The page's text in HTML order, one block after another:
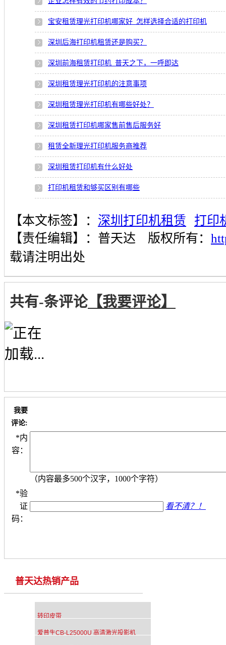
宝安租赁理光打印机哪家好_怎样选择合适的打印机
深圳后海打印机租赁还是购买？
深圳前海租赁打印机_普天之下，一呼即达
深圳租赁理光打印机的注意事项
深圳租赁理光打印机有哪些好处？
深圳租赁打印机哪家售前售后服务好
租赁全新理光打印机服务商推荐
深圳租赁打印机有什么好处
打印机租赁和够买区别有哪些
【本文标签】： 深圳打印机租赁
打印
【责任编辑】： 普天达 版权所有：
载请注明出处
共有-条评论【我要评论】
我要
评论:
*内
容：
（内容最多500个汉字，1000个字符）
*验
证
码：
看不清？！
普天达热销产品
转印皮带
爱普生CB-L25000U 高清激光投影机